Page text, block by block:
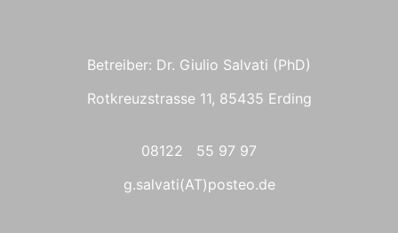
Betreiber: Dr. Giulio Salvati (PhD)
Rotkreuzstrasse 11, 85435 Erding
08122 55 97 97
g.salvati(AT)posteo.de